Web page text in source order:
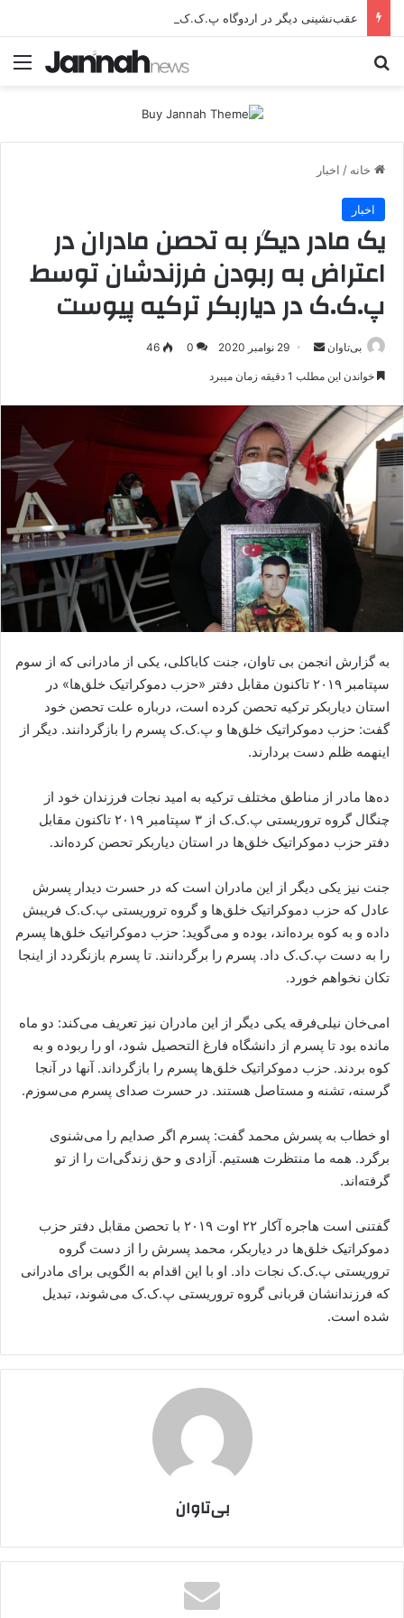
خانه / اخبار
اخبار
یک مادر دیگر به تحصن مادران در
اعتراض به ربودن فرزندشان توسط
پ.ک.ک در دیاربکر ترکیه پیوست
بی‌تاوان
ر
ا
ل
ا
ی
م
ی
ل
29 نوامبر 2020 0
46
خواندن این مطلب 1 دقیقه زمان میبرد
به گزارش انجمن بی تاوان، جنت کاباکلی، یکی از مادرانی که از سوم
سپتامبر ۲۰۱۹ تاکنون مقابل دفتر «حزب دموکراتیک خلق‌ها» در
استان دیاربکر ترکیه تحصن کرده است، درباره علت تحصن خود
گفت: حزب دموکراتیک خلق‌ها و پ.ک.ک پسرم را بازگردانند. دیگر از
اینهمه ظلم دست بردارند.
ده‌ها مادر از مناطق مختلف ترکیه به امید نجات فرزندان‌ خود از
چنگال گروه تروریستی پ.ک.ک از ۳ سپتامبر ۲۰۱۹ تاکنون مقابل
دفتر حزب دموکراتیک خلق‌ها در استان دیاربکر تحصن کرده‌اند.
جنت نیز یکی دیگر از این مادران است که در حسرت دیدار پسرش
عادل که حزب دموکراتیک خلق‌ها و گروه تروریستی پ.ک.ک فریبش
داده و به کوه برده‌اند، بوده و می‌گوید: حزب دموکراتیک خلق‌ها پسرم
را به دست پ.ک.ک داد. پسرم را برگردانند. تا پسرم بازنگردد از اینجا
تکان نخواهم خورد.
امی‌‌خان نیلی‌فرقه یکی دیگر از این مادران نیز تعریف می‌کند: دو ماه
مانده بود تا پسرم از دانشگاه فارغ التحصیل شود، او را ربوده و به
کوه بردند. حزب دموکراتیک خلق‌ها پسرم را بازگرداند. آنها در آنجا
گرسنه، تشنه و مستاصل هستند. در حسرت صدای پسرم می‌سوزم.
او خطاب به پسرش محمد گفت: پسرم اگر صدایم را می‌شنوی
برگرد. همه ما منتظرت هستیم. آزادی و حق زندگی‌ات را از تو
گرفته‌اند.
گفتنی است هاجره آکار ۲۲ اوت ۲۰۱۹ با تحصن مقابل دفتر حزب
دموکراتیک خلق‌ها در دیاربکر، محمد پسرش را از دست گروه
تروریستی پ.ک.ک نجات داد. او با این اقدام به الگویی برای مادرانی
که فرزندانشان قربانی گروه تروریستی پ.ک.ک می‌شوند، تبدیل
شده است.
بی‌تاوان